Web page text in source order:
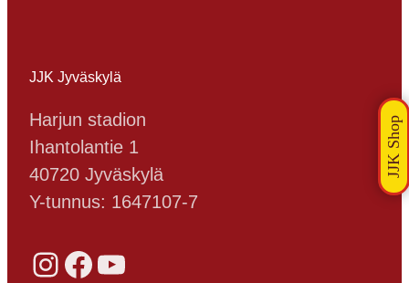
JJK Jyväskylä
Harjun stadion
Ihantolantie 1
40720 Jyväskylä
Y-tunnus: 1647107-7
Instagram Facebook YouTube